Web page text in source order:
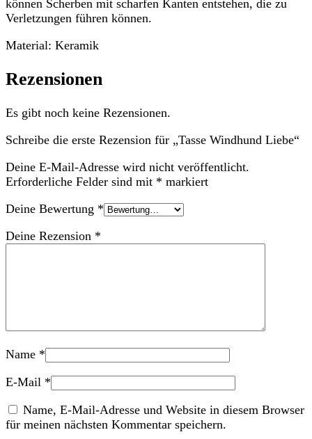
können Scherben mit scharfen Kanten entstehen, die zu
Verletzungen führen können.
Material: Keramik
Rezensionen
Es gibt noch keine Rezensionen.
Schreibe die erste Rezension für „Tasse Windhund Liebe“
Deine E-Mail-Adresse wird nicht veröffentlicht.
Erforderliche Felder sind mit * markiert
Deine Bewertung *
Deine Rezension *
Name *
E-Mail *
Name, E-Mail-Adresse und Website in diesem Browser
für meinen nächsten Kommentar speichern.